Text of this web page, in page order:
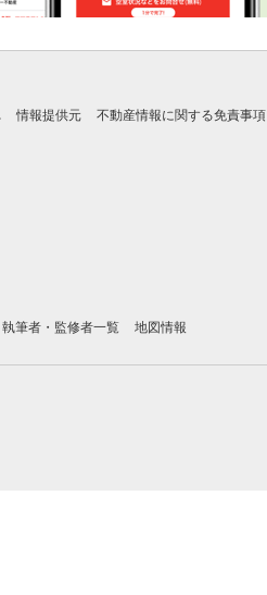
情報提供元 不動産情報に関する免責事項
執筆者・監修者一覧 地図情報